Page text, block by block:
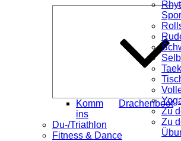
Komm
ins
Drachenboot
Du-/Triathlon
Fitness & Dance
Zu
Zu